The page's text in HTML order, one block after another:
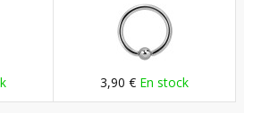
3,90 € En stock